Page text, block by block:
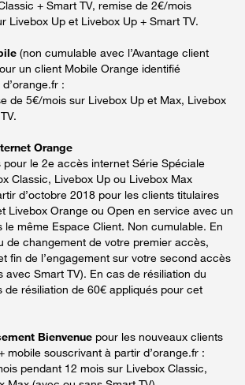
+ Smart TV, remise de 2€/mois
Livebox Up et Livebox Up + Smart TV.
(non cumulable avec l’Avantage client
un client Mobile Orange identifié
:
de 5€/mois sur Livebox Up et Max, Livebox
Orange
pour le 2e accès internet Série Spéciale
Classic, Livebox Up ou Livebox Max
d’octobre 2018 pour les clients titulaires
Livebox Orange ou Open en service avec un
le même Espace Client. Non cumulable. En
de changement de votre premier accès,
fin de l’engagement sur votre second accès
avec Smart TV). En cas de résiliation du
de résiliation de 60€ appliqués pour cet
Bienvenue pour les nouveaux clients
mobile souscrivant à partir d’orange.fr :
pendant 12 mois sur Livebox Classic,